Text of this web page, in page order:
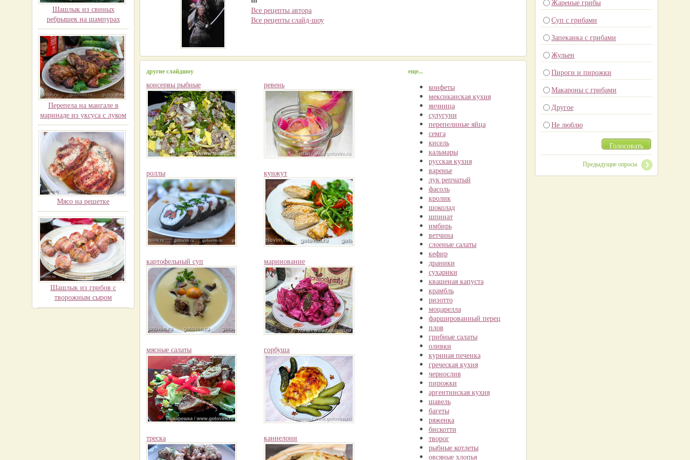
Шашлык из свиных
ребрышек на шампурах
Перепела на мангале в
маринаде из уксуса с луком
Мясо на решетке
Шашлык из грибов с
творожным сыром
Все рецепты автора
Все рецепты слайд-шоу
другие слайдшоу
консервы рыбные ревень
роллы кунжут
картофельный суп маринование
мясные салаты горбуша
треска каннелони
еще...
конфеты
мексиканская кухня
яичница
сулугуни
перепелиные яйца
семга
кисель
кальмары
русская кухня
варенье
лук репчатый
фасоль
кролик
шоколад
шпинат
имбирь
ветчина
слоеные салаты
кефир
драники
сухарики
квашеная капуста
крамбль
ризотто
моцарелла
фаршированный перец
плов
грибные салаты
оливки
куриная печенка
греческая кухня
чернослив
пирожки
аргентинская кухня
щавель
багеты
ряженка
бискотти
творог
рыбные котлеты
овсяные хлопья
Жареные грибы
Суп с грибами
Запеканка с грибами
Жульен
Пироги и пирожки
Макароны с грибами
Другое
Не люблю
Голосовать
Предыдущие опросы